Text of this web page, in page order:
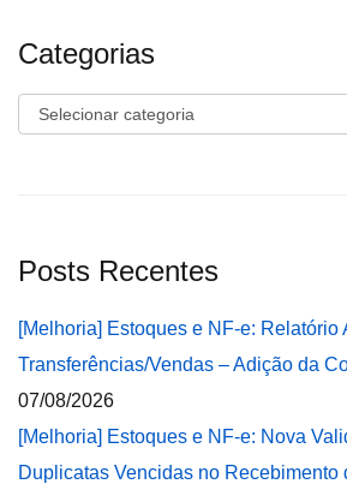
Categorias
Categorias
Posts Recentes
[Melhoria] Estoques e NF-e: Relatório
Transferências/Vendas – Adição da
07/08/2026
[Melhoria] Estoques e NF-e: Nova
Duplicatas Vencidas no Recebimento